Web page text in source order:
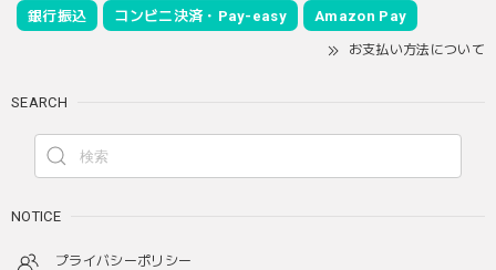
銀行振込 コンビニ決済・Pay-easy Amazon Pay
お支払い方法について
SEARCH
NOTICE
プライバシーポリシー